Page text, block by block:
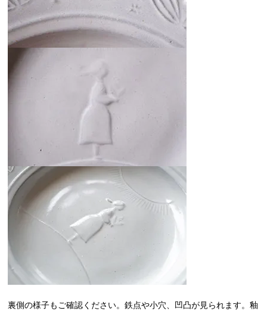
裏側の様子もご確認ください。鉄点や小穴、凹凸が見られます。釉